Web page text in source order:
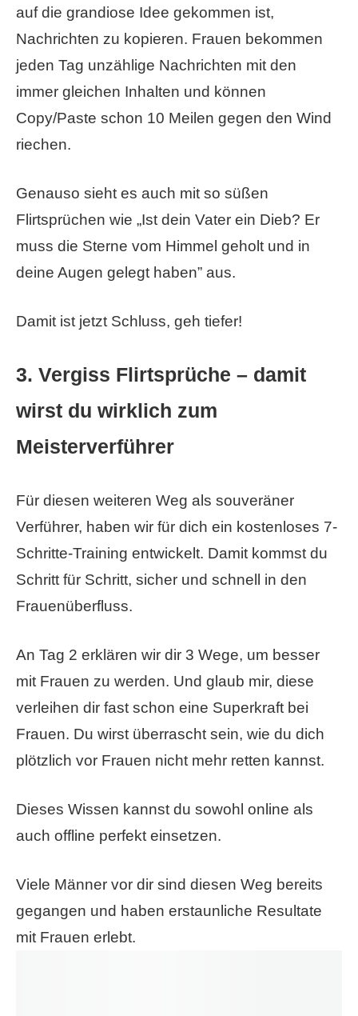
auf die grandiose Idee gekommen ist,
Nachrichten zu kopieren. Frauen bekommen
jeden Tag unzählige Nachrichten mit den
immer gleichen Inhalten und können
Copy/Paste schon 10 Meilen gegen den Wind
riechen.
Genauso sieht es auch mit so süßen
Flirtsprüchen wie „Ist dein Vater ein Dieb? Er
muss die Sterne vom Himmel geholt und in
deine Augen gelegt haben” aus.
Damit ist jetzt Schluss, geh tiefer!
3. Vergiss Flirtsprüche – damit
wirst du wirklich zum
Meisterverführer
Für diesen weiteren Weg als souveräner
Verführer, haben wir für dich ein kostenloses 7-
Schritte-Training entwickelt. Damit kommst du
Schritt für Schritt, sicher und schnell in den
Frauenüberfluss.
An Tag 2 erklären wir dir 3 Wege, um besser
mit Frauen zu werden. Und glaub mir, diese
verleihen dir fast schon eine Superkraft bei
Frauen. Du wirst überrascht sein, wie du dich
plötzlich vor Frauen nicht mehr retten kannst.
Dieses Wissen kannst du sowohl online als
auch offline perfekt einsetzen.
Viele Männer vor dir sind diesen Weg bereits
gegangen und haben erstaunliche Resultate
mit Frauen erlebt.